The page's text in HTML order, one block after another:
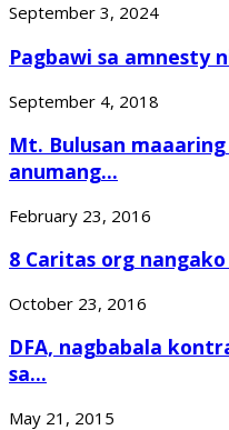
September 3, 2024
Pagbawi sa amnesty
September 4, 2018
Mt. Bulusan
anumang...
February 23, 2016
8 Caritas org
October 23, 2016
DFA, nagbabala
sa...
May 21, 2015